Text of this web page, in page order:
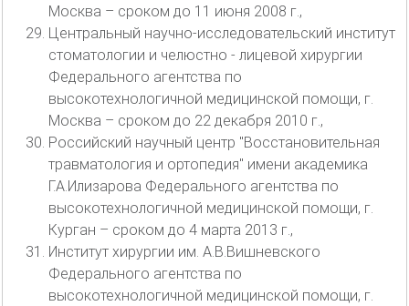
Москва – сроком до 11 июня 2008 г.,
Центральный научно-исследовательский институт
стоматологии и челюстно - лицевой хирургии
Федерального агентства по
высокотехнологичной медицинской помощи, г.
Москва – сроком до 22 декабря 2010 г.,
Российский научный центр "Восстановительная
травматология и ортопедия" имени академика
Г.А.Илизарова Федерального агентства по
высокотехнологичной медицинской помощи, г.
Курган – сроком до 4 марта 2013 г.,
Институт хирургии им. А.В.Вишневского
Федерального агентства по
высокотехнологичной медицинской помощи, г.